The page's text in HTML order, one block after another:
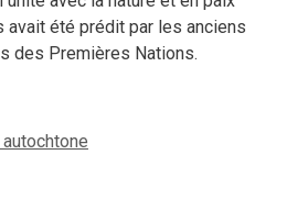
été prédit par les anciens
des Premières Nations.